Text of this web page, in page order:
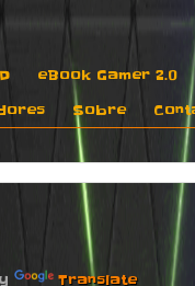
eBook Gamer 2.0
Sobre
Translate